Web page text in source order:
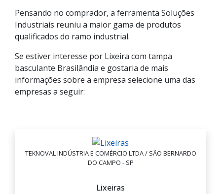
Pensando no comprador, a ferramenta Soluções
Industriais reuniu a maior gama de produtos
qualificados do ramo industrial.
Se estiver interesse por Lixeira com tampa
basculante Brasilândia e gostaria de mais
informações sobre a empresa selecione uma das
empresas a seguir:
TEKNOVAL INDÚSTRIA E COMÉRCIO LTDA / SÃO BERNARDO
DO CAMPO - SP
Lixeiras